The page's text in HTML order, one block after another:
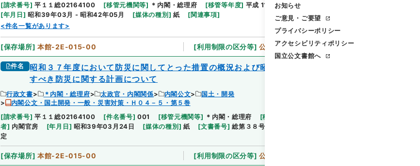
お知らせ
ご意見・ご要望
プライバシーポリシー
アクセシビリティポリシー
国立公文書館へ
[請求番号] 平１１総02164100 [移管元機関等] ＊内閣・総理府 [移管等年度] 平成 11 [作成・取得者
[年月日] 昭和39年03月 - 昭和42年05月 [媒体の種別 ] 紙 [関連事項]
<件名一覧があります>
[保存場所] 本館-2E-015-00 [利用制限の区分等] 公開
件名
昭和３７年度において防災に関してとった措置の概況および昭和３９年度において実施
すべき防災に関する計画について
行政文書 ＊内閣・総理府 太政官・内閣関係 内閣公文
国土・開発
内閣公文・国土開発・一般・災害対策・Ｈ０４－５・第５巻
[請求番号] 平１１総02164100 [件名番号] 001 [移管元機関等] ＊内閣・総理府 [移管等年度
者] 内閣官房 [年月日] 昭和39年03月24日 [媒体の種別 ] 紙 [文書番号] 総第３８号
定
[保存場所] 本館-2E-015-00 [利用制限の区分等] 公開